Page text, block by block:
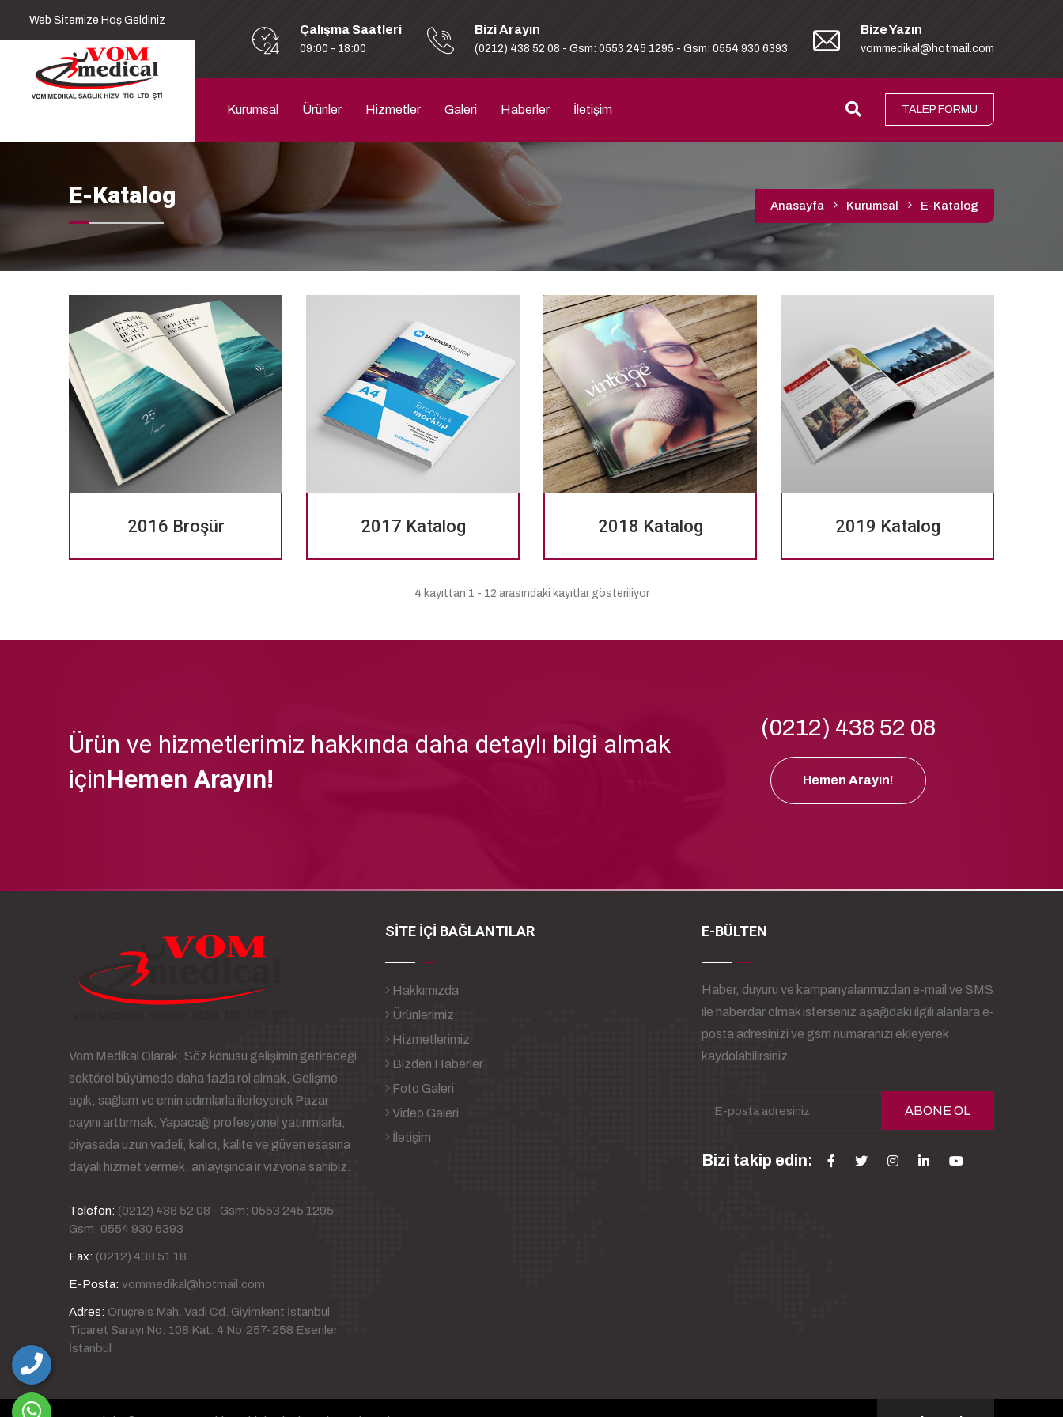
Web Sitemize Hoş Geldiniz
Çalışma Saatleri
09:00 - 18:00
Bizi Arayın
(0212) 438 52 08 - Gsm: 0553 245 1295 - Gsm: 0554 930 6393
Bize Yazın
vommedikal@hotmail.com
Kurumsal Ürünler Hizmetler Galeri Haberler İletişim TALEP FORMU
E-Katalog Anasayfa Kurumsal E-Katalog
2016 Broşür 2017 Katalog 2018 Katalog 2019 Katalog
4 kayıttan 1 - 12 arasındaki kayıtlar gösteriliyor
Ürün ve hizmetlerimiz hakkında daha detaylı bilgi almak
içinHemen Arayın!
(0212) 438 52 08
Hemen Arayın!
Vom Medikal Olarak; Söz konusu gelişimin getireceği
sektörel büyümede daha fazla rol almak, Gelişme
açık, sağlam ve emin adımlarla ilerleyerek Pazar
payını arttırmak, Yapacağı profesyonel yatırımlarla,
piyasada uzun vadeli, kalıcı, kalite ve güven esasına
dayalı hizmet vermek, anlayışında ir vizyona sahibiz.
Telefon: (0212) 438 52 08 - Gsm: 0553 245 1295 -
Gsm: 0554 930 6393
Fax: (0212) 438 51 18
E-Posta: vommedikal@hotmail.com
Adres: Oruçreis Mah. Vadi Cd. Giyimkent İstanbul
Ticaret Sarayı No: 108 Kat: 4 No:257-258 Esenler
İstanbul
SİTE İÇİ BAĞLANTILAR
Hakkımızda
Ürünlerimiz
Hizmetlerimiz
Bizden Haberler
Foto Galeri
Video Galeri
İletişim
E-BÜLTEN
Haber, duyuru ve kampanyalarımızdan e-mail ve SMS
ile haberdar olmak isterseniz aşağıdaki ilgili alanlara e-
posta adresinizi ve gsm numaranızı ekleyerek
kaydolabilirsiniz.
ABONE OL
Bizi takip edin: